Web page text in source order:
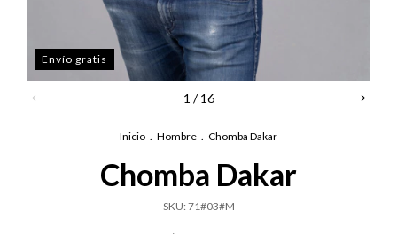
Envío gratis
1 /16
Inicio . Hombre . Chomba Dakar
Chomba Dakar
SKU: 71#03#M